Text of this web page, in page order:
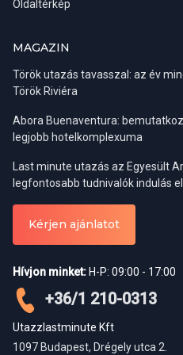
A határon belépéskor a mexikói
tartózkodásra jogosít. Fontos
tartózkodás végéig meg kell
ezt be kell mutatni. Az elvesztése
A tartózkodás hosszabbítása
Migrációs Intézetnél (Instituto
lehet benyújtani.
Központi cím Mexikóvárosban:
Polanco, Miguel Hidalgo, C.P.
Telefon:+52 (55) 5387 2400
Mexikóba
Oldaltérkép
MAGAZIN
Török utazás tavasszal: az év
Török Riviéra
Abora Buenaventura:
legjobb hotelkomplexuma
Last minute utazás az Egyesült
legfontosabb tudnivalók indulás
Kérjen ajánlatot
Hívjon minket: H-P: 09:00 - 17:00
+36/1 210-0313
Utazzlastminute Kft
1097 Budapest, Drégely utca 2.